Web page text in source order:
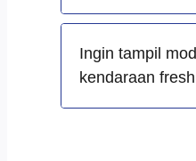
Ingin tampil
kendaraan